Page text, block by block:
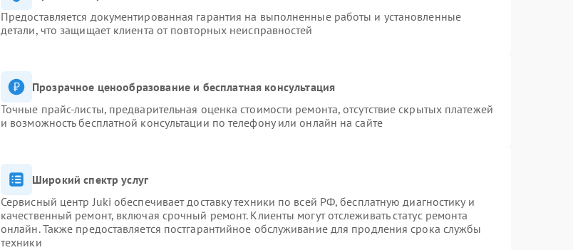
Предоставляется документированная гарантия на выполненные работы и установленные
детали, что защищает клиента от повторных неисправностей
Прозрачное ценообразование и бесплатная консультация
Точные прайс-листы, предварительная оценка стоимости ремонта, отсутствие скрытых платежей
и возможность бесплатной консультации по телефону или онлайн на сайте
Широкий спектр услуг
Сервисный центр Juki обеспечивает доставку техники по всей РФ, бесплатную диагностику и
качественный ремонт, включая срочный ремонт. Клиенты могут отслеживать статус ремонта
онлайн. Также предоставляется постгарантийное обслуживание для продления срока службы
техники